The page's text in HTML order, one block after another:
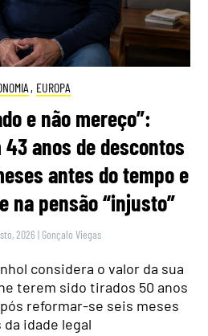
, EUROPA
e não mereço”:
anos de descontos
antes do tempo e
na pensão “injusto”
2026 | Gonçalo Viegas
considera o valor da sua
terem sido tirados 50 anos
reformar-se seis meses
idade legal